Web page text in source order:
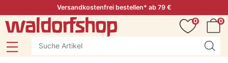
Versandkostenfrei bestellen* ab 79 €
0
0